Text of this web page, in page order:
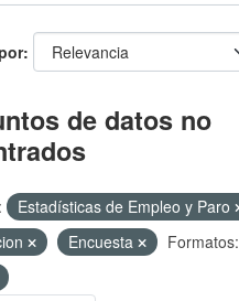
de datos no
Estadísticas de Empleo y Paro
Encuesta Formatos: